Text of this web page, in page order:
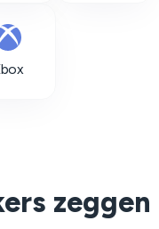
zeggen